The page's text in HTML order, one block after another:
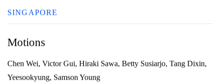
Motions
Chen Wei, Victor Gui, Hiraki Sawa, Betty Susiarjo, Tang Dixin,
Yeesookyung, Samson Young
SINGAPORE